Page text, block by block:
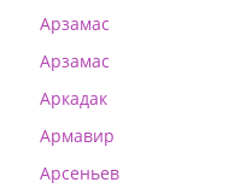
Арзамас
Арзамас
Аркадак
Армавир
Арсеньев